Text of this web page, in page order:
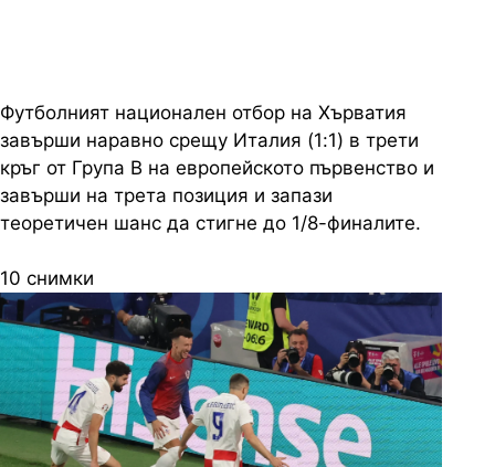
Футболният национален отбор на Хърватия
завърши наравно срещу Италия (1:1) в трети
кръг от Група B на европейското първенство и
завърши на трета позиция и запази
теоретичен шанс да стигне до 1/8-финалите.
10 снимки